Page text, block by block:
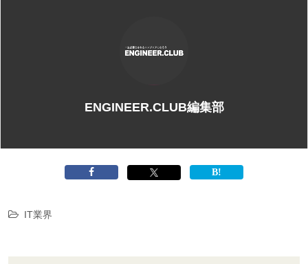
ENGINEER.CLUB編集部
IT業界